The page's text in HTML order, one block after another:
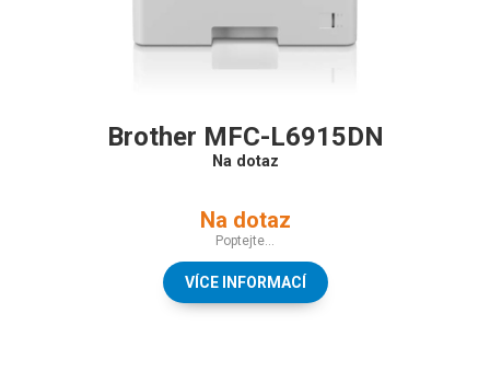
Brother MFC-L6915DN
Na dotaz
Na dotaz
Poptejte...
VÍCE INFORMACÍ